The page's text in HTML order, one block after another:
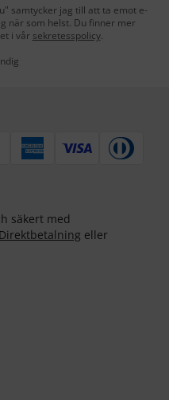
samtycker jag till att ta emot e-
när som helst. Du finner mer
i vår sekretesspolicy.
säkert med
eller